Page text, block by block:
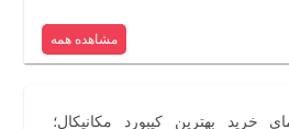
مشاهده همه
خرید بهترین کیبورد مکانیکال؛